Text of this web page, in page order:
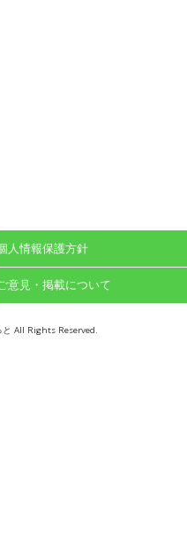
人情報保護方針
意見・掲載について
All Rights Reserved.